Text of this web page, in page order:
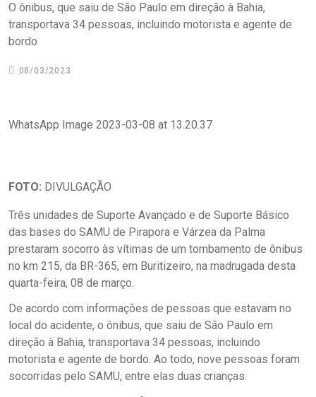
O ônibus, que saiu de São Paulo em direção à Bahia,
transportava 34 pessoas, incluindo motorista e agente de
bordo
08/03/2023
WhatsApp Image 2023-03-08 at 13.20.37
FOTO: DIVULGAÇÃO
Três unidades de Suporte Avançado e de Suporte Básico
das bases do SAMU de Pirapora e Várzea da Palma
prestaram socorro às vítimas de um tombamento de ônibus
no km 215, da BR-365, em Buritizeiro, na madrugada desta
quarta-feira, 08 de março.
De acordo com informações de pessoas que estavam no
local do acidente, o ônibus, que saiu de São Paulo em
direção à Bahia, transportava 34 pessoas, incluindo
motorista e agente de bordo. Ao todo, nove pessoas foram
socorridas pelo SAMU, entre elas duas crianças.